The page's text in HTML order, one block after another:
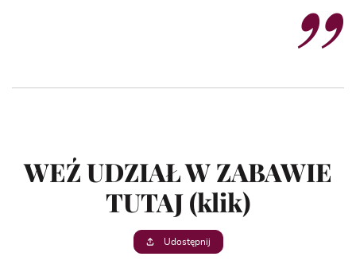
WEŹ UDZIAŁ W ZABAWIE
TUTAJ (klik)
Udostępnij